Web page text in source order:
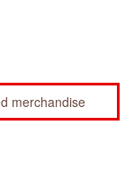
merchandise